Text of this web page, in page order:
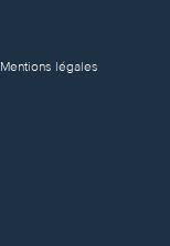
Mentions légales